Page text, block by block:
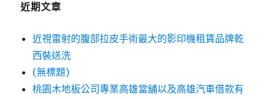
近期文章
近視雷射的腹部拉皮手術最大的影印機租賃品牌乾
西裝送洗
(無標題)
桃園木地板公司專業高雄當舖以及高雄汽車借款有